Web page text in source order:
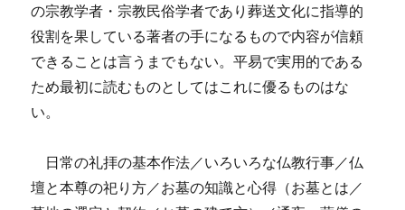
の宗教学者・宗教民俗学者であり葬送文化に指導的
役割を果している著者の手になるもので内容が信頼
できることは言うまでもない。平易で実用的である
ため最初に読むものとしてはこれに優るものはな
い。
日常の礼拝の基本作法／いろいろな仏教行事／仏
壇と本尊の祀り方／お墓の知識と心得（お墓とは／